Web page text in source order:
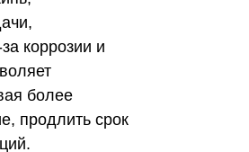
коррозии и
более
продлить срок